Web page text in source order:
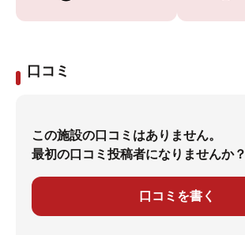
口コミ
この施設の口コミはありません。
最初の口コミ投稿者になりませんか？
口コミを書く